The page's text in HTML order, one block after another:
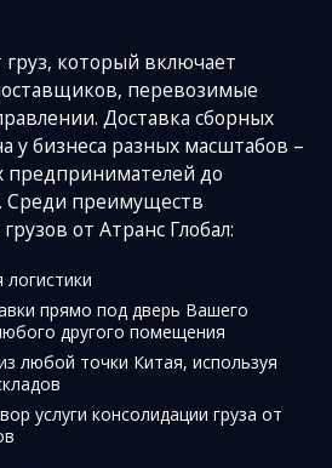
который включает
перевозимые
Доставка сборных
у бизнеса разных масштабов –
предпринимателей до
Среди преимуществ
от Атранс Глобал:
прямо под дверь Вашего
другого помещения
любой точки Китая, используя
услуги консолидации груза от